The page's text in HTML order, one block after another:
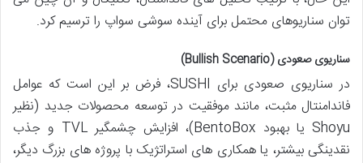
توان سناریوهای محتمل برای آینده سوشی سواپ را ترسیم کرد.
سناریوی صعودی (Bullish Scenario)
در سناریوی صعودی برای SUSHI، فرض بر این است که عوامل
فاندامنتال مثبت، مانند موفقیت در توسعه محصولات جدید (نظیر
Shoyu یا بهبود BentoBox)، افزایش چشمگیر TVL و جذب
نقدینگی بیشتر، یا همکاری های استراتژیک با پروژه های بزرگ دیگر،